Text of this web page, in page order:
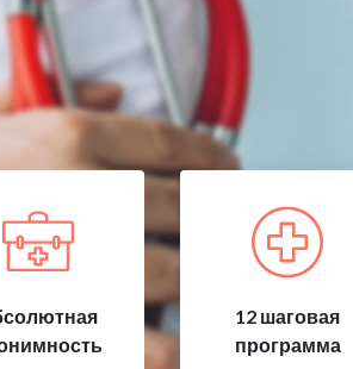
12 шаговая
программа